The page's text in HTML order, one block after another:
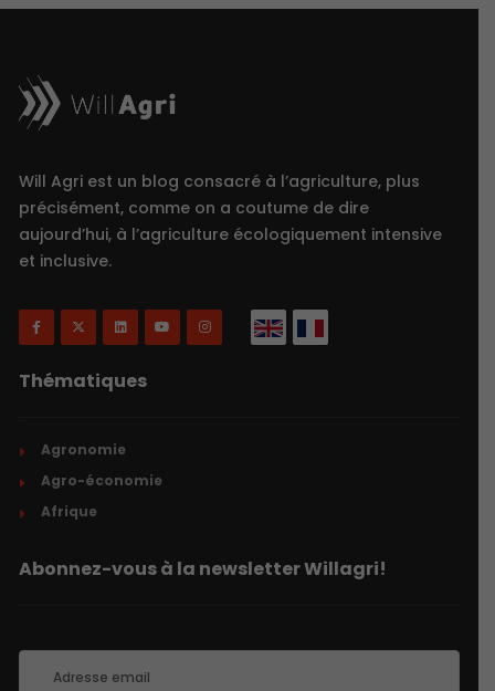
Will Agri est un blog consacré à l’agriculture, plus
précisément, comme on a coutume de dire
aujourd’hui, à l’agriculture écologiquement intensive
et inclusive.
Thématiques
Agronomie
Agro-économie
Afrique
Abonnez-vous à la newsletter Willagri!